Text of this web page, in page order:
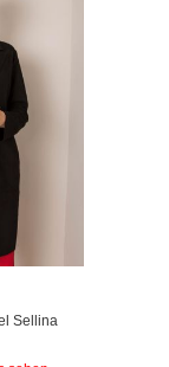
Sellina